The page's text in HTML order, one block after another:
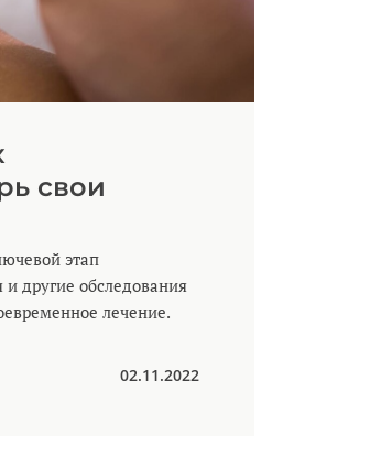
свои
этап
другие обследования
лечение.
02.11.2022